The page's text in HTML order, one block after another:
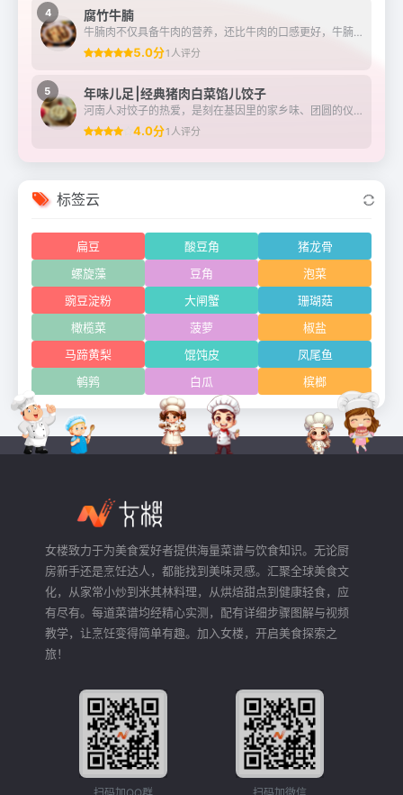
4 腐竹牛腩
牛腩肉不仅具备牛肉的营养，还比牛肉的口感更好，牛腩的筋膜多，炖煮之后更容易吸收汤汁的香味，跟腐竹组合相得益彰，互相补充，腐竹中也可以充分吸饱牛腩的汤汁，多吃不仅能...
5.0分1人评分
5 年味儿足⎮经典猪肉白菜馅儿饺子
河南人对饺子的热爱，是刻在基因里的家乡味、团圆的仪式感……平常宴客节气，民俗节日都会包饺子（不只是吃饺子，但是必不可少）大年三十“守岁”吃，初一早晨吃，取“更岁交...
4.0分1人评分
标签云
扁豆 酸豆角
猪龙骨
螺旋藻
豆角
泡菜
豌豆淀粉
大闸蟹
珊瑚菇
橄榄菜
菠萝
椒盐
马蹄黄梨
馄饨皮
凤尾鱼
鹌鹑
白瓜 槟榔
女楼致力于为美食爱好者提供海量菜谱与饮食知识。无论厨
房新手还是烹饪达人，都能找到美味灵感。汇聚全球美食文
化，从家常小炒到米其林料理，从烘焙甜点到健康轻食，应
有尽有。每道菜谱均经精心实测，配有详细步骤图解与视频
教学，让烹饪变得简单有趣。加入女楼，开启美食探索之
旅！